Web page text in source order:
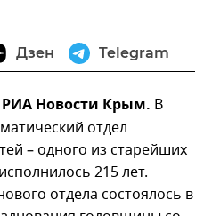
Дзен Telegram
Новости Крым. В
отдел
– одного из старейших
215 лет.
отдела состоялось в